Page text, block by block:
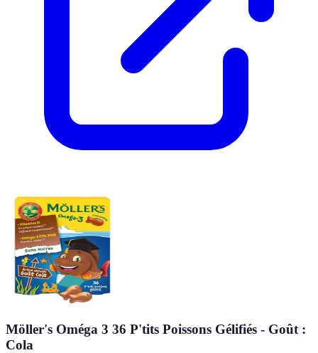
Möller's Oméga 3 36 P'tits Poissons Gélifiés - Goût :
Cola